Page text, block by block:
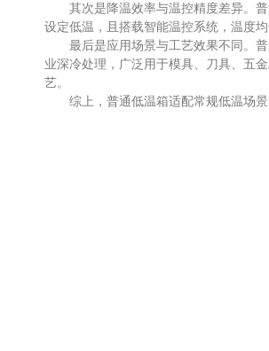
其次是降温效率与温控精度差异。普
设定低温，且搭载智能温控系统，温度
最后是应用场景与工艺效果不同。普
业深冷处理，广泛用于模具、刀具、五
艺。
综上，普通低温箱适配常规低温场景